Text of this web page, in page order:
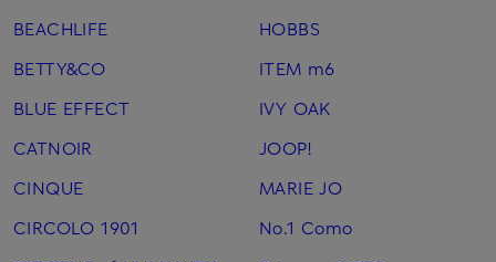
BEACHLIFE
BETTY&CO
BLUE EFFECT
CATNOIR
CINQUE
CIRCOLO 1901
HOBBS
ITEM m6
IVY OAK
JOOP!
MARIE JO
No.1 Como